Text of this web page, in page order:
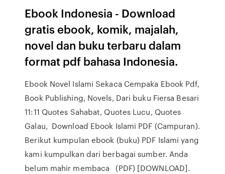
Ebook Indonesia - Download
gratis ebook, komik, majalah,
novel dan buku terbaru dalam
format pdf bahasa Indonesia.
Ebook Novel Islami Sekaca Cempaka Ebook Pdf,
Book Publishing, Novels, Dari buku Fiersa Besari
11:11 Quotes Sahabat, Quotes Lucu, Quotes
Galau, Download Ebook Islami PDF (Campuran).
Berikut kumpulan ebook (buku) PDF Islami yang
kami kumpulkan dari berbagai sumber. Anda
belum mahir membaca (PDF) [DOWNLOAD].